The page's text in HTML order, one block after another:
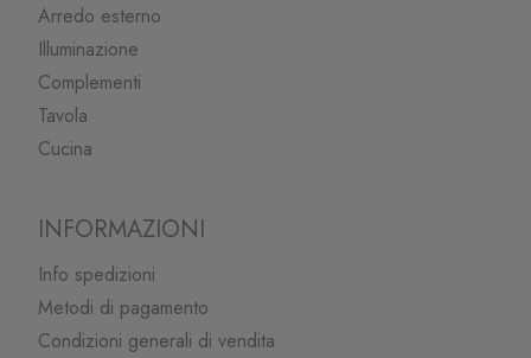
Arredo esterno
Illuminazione
Complementi
Tavola
Cucina
INFORMAZIONI
Info spedizioni
Metodi di pagamento
Condizioni generali di vendita